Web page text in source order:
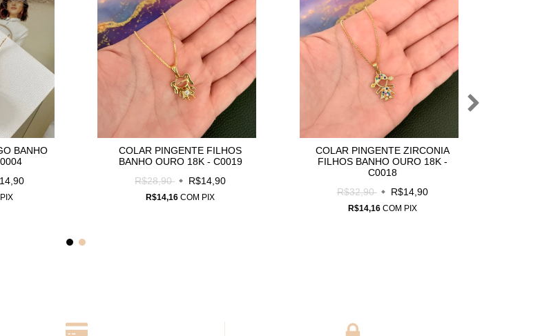
BANHO
PIX
COLAR PINGENTE FILHOS
BANHO OURO 18K - C0019
R$28,90
R$14,90
R$14,16COM PIX
COLAR PINGENTE ZIRCONIA
FILHOS BANHO OURO 18K -
C0018
R$32,90
R$14,90
R$14,16 COM PIX